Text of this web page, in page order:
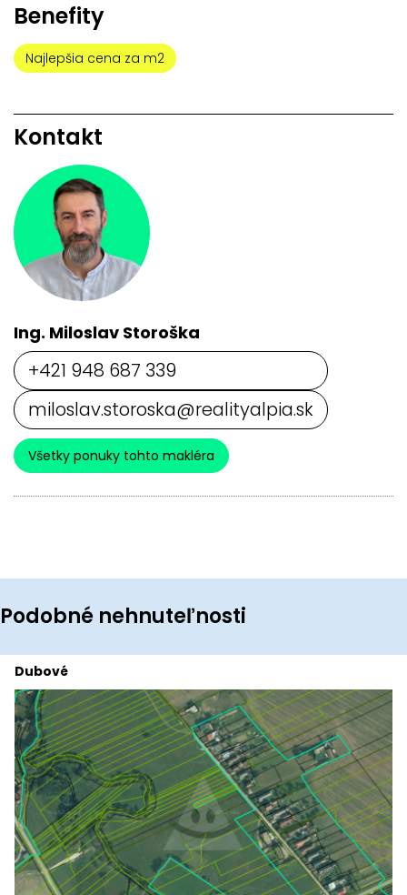
Benefity
Najlepšia cena za m2
Kontakt
Ing. Miloslav Storoška
+421 948 687 339
miloslav.storoska@realityalpia.sk
Všetky ponuky tohto makléra
Podobné nehnuteľnosti
Dubové